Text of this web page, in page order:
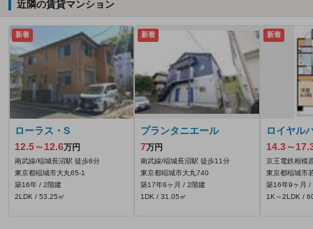
近隣の賃貸マンション
新着
ローラス・S
12.5～12.6万円
南武線/稲城長沼駅 徒歩8分
東京都稲城市大丸65‐1
築16年 / 2階建
2LDK / 53.25㎡
新着
プランタニエール
7万円
南武線/稲城長沼駅 徒歩11分
東京都稲城市大丸740
築17年6ヶ月 / 2階建
1DK / 31.05㎡
新着
ロイヤル
14.3～
京王電鉄相模
東京都稲城市
築16年9ヶ月 /
1K～2LDK /